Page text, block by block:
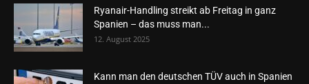
Ryanair-Handling streikt ab Freitag in ganz
Spanien – das muss man...
12. August 2025
Kann man den deutschen TÜV auch in Spanien